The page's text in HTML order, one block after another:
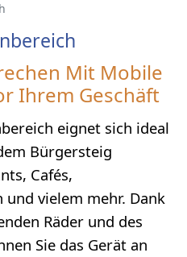
Mit Mobile
Ihrem Geschäft
eignet sich ideal
Bürgersteig
Cafés,
vielem mehr. Dank
Räder und des
Sie das Gerät an